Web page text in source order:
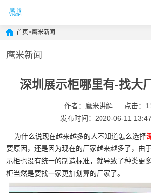
首页>鹰米新闻
鹰米新闻
深圳展示柜哪里有-找大
作者：鹰米讲解
点击：
发布时间：2020-06-11
为什么说现在越来越多的人不知道怎么选择
要原因，还是因为现在的厂家越来越多了，由
示柜也没有统一的制造标准，就导致了种类更
柜当然是要找一家更加划算的厂家了。